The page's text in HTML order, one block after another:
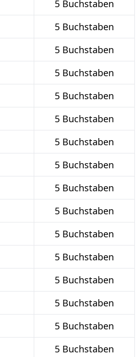
5 Buchstaben
5 Buchstaben
5 Buchstaben
5 Buchstaben
5 Buchstaben
5 Buchstaben
5 Buchstaben
5 Buchstaben
5 Buchstaben
5 Buchstaben
5 Buchstaben
5 Buchstaben
5 Buchstaben
5 Buchstaben
5 Buchstaben
5 Buchstaben